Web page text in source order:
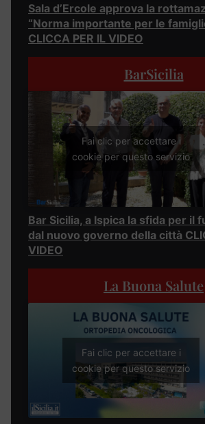
Sala d’Ercole approva la
“Norma importante per le
CLICCA PER IL VIDEO
BarSicilia
Fai clic per accettare i
cookie per questo servizio
Bar Sicilia, a Ispica la sfida per il
dal nuovo governo della città
VIDEO
La Buona Salute
Fai clic per accettare i
cookie per questo servizio